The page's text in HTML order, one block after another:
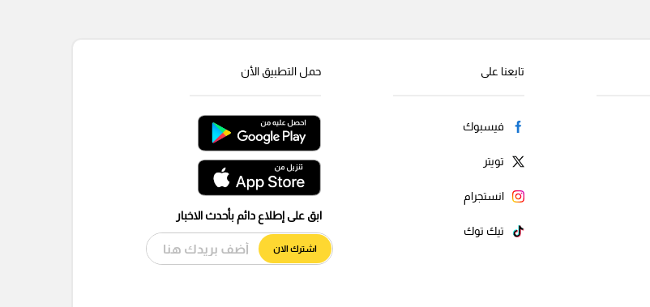
تابعنا على
فيسبوك
تويتر
انستجرام
تيك توك
حمل التطبيق الأن
ابق على إطلاع دائم بأحدث الاخبار
اشترك الان